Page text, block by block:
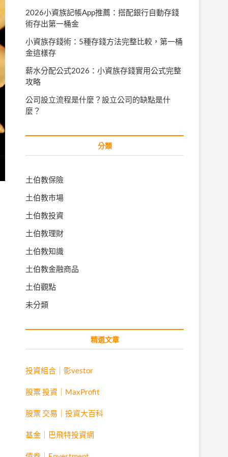
2026小資族記帳App推薦：搭配銀行自動存錢
術存出第一桶金
小資族存錢術：5種存錢方法完整比較，第一桶
金這樣存
薪水分配公式2026：小資族存錢實用公式完整
攻略
公司設立流程是什麼？設立公司的缺點是什
麼？
分類
土伯教保險
土伯教市場
土伯教投資
土伯教理財
土伯教知識
土伯教金融商品
土伯觀點
未分類
精選文章
投資組合｜影vestor
股票 投資｜MaxProfit
股票 交易｜投資大百科
基金｜巴飛特投資網